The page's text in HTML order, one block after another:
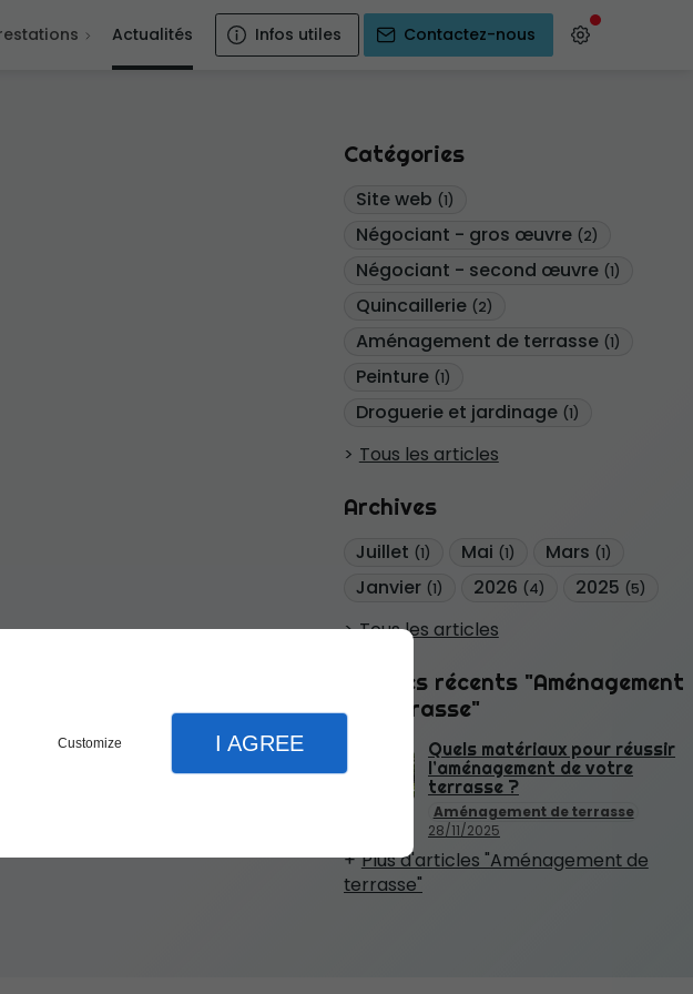
Customize I AGREE
Actualités Infos utiles Contactez-nous
Catégories
Site web (1)
Négociant - gros œuvre (2)
Négociant - second œuvre (1)
Quincaillerie (2)
Aménagement de terrasse (1)
Peinture (1)
Droguerie et jardinage (1)
Tous les articles
Archives
Juillet (1) Mai (1) Mars (1)
Janvier (1) 2026 (4) 2025 (5)
Tous les articles
Articles récents "Aménagement
de terrasse"
Aménagement de terrasse
28/11/2025
Quels matériaux pour réussir
l’aménagement de votre
terrasse ?
Plus d'articles "Aménagement de
terrasse"